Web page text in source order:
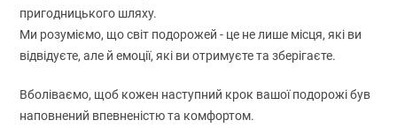
пригодницького шляху.
Ми розуміємо, що світ подорожей - це не лише місця, які ви
відвідуєте, але й емоції, які ви отримуєте та зберігаєте.
Вболіваємо, щоб кожен наступний крок вашої подорожі був
наповнений впевненістю та комфортом.